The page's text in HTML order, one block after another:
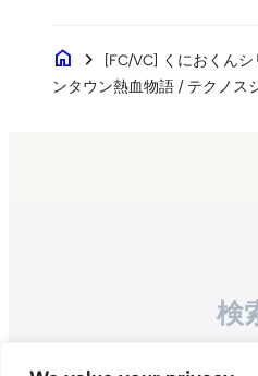
home chevron_right
[FC/VC] くにおくんシ
ンタウン熱血物語 / テクノス
検
Search